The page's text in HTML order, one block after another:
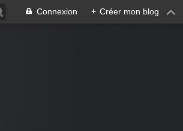
Connexion + Créer mon blog